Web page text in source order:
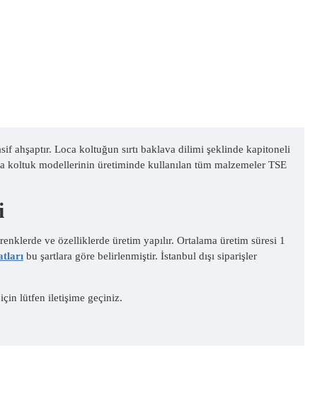
ahşaptır. Loca koltuğun sırtı baklava dilimi şeklinde kapitoneli
koltuk modellerinin üretiminde kullanılan tüm malzemeler TSE
ve özelliklerde üretim yapılır. Ortalama üretim süresi 1
bu şartlara göre belirlenmiştir. İstanbul dışı siparişler
lütfen iletişime geçiniz.